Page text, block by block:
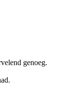
genoeg.